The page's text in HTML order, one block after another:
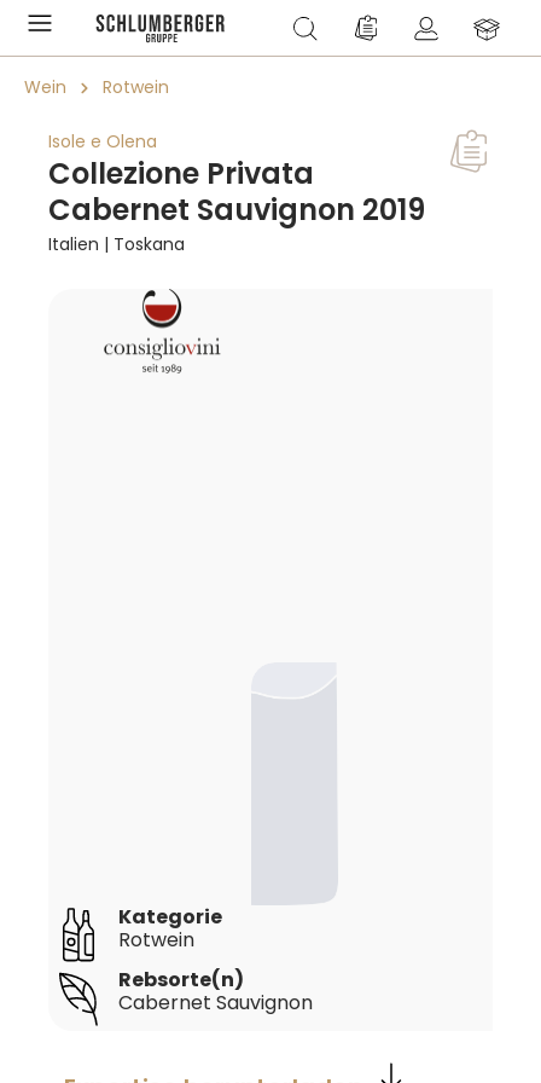
springen Du hast 0 Produkte
Wein Rotwein
Isole e Olena
Collezione Privata
Cabernet Sauvignon 2019
Italien | Toskana
Bildergalerie überspringen
Kategorie
Rotwein
Rebsorte(n)
Cabernet Sauvignon